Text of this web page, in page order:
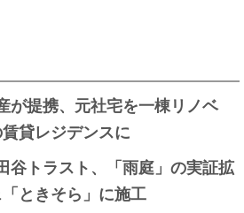
が提携、元社宅を一棟リノベ
貸レジデンスに
谷トラスト、「雨庭」の実証拡
ときそら」に施工